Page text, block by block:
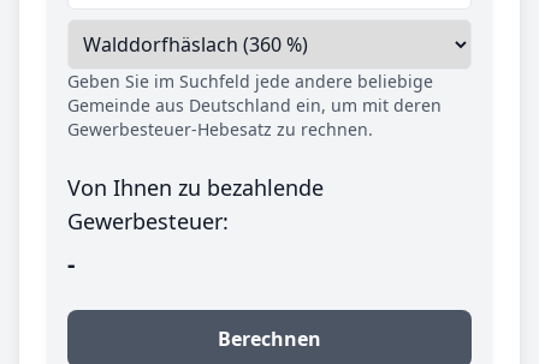
Geben Sie im Suchfeld jede andere beliebige
Gemeinde aus Deutschland ein, um mit deren
Gewerbesteuer-Hebesatz zu rechnen.
Von Ihnen zu bezahlende
Gewerbesteuer:
-
Berechnen